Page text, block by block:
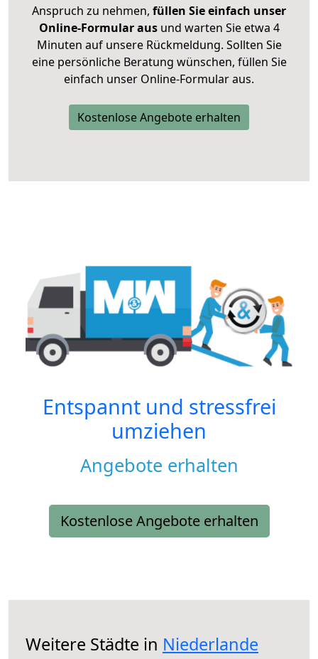
Anspruch zu nehmen, füllen Sie einfach unser
Online-Formular ausund warten Sie etwa 4
Minuten auf unsere Rückmeldung. Sollten Sie
eine persönliche Beratung wünschen, füllen Sie
einfach unser Online-Formular aus.
Kostenlose Angebote erhalten
Entspannt und stressfrei
umziehen
Angebote erhalten
Kostenlose Angebote erhalten
Weitere Städte in Niederlande